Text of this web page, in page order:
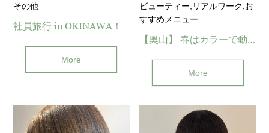
Blog
Voice
Q&A
WEB予約
その他
社員旅行 in OKINAWA！
More
ビューティー,リアルワーク,お
すすめメニュー
【奥山】 春はカラーで動きを＊ (与野)
More